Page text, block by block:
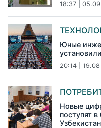
18:37 | 05.09
Юные
20:14 | 19.08
Новые
поступят